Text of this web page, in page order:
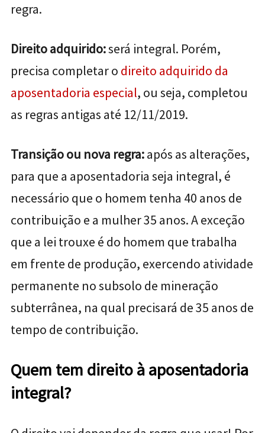
regra.
Direito adquirido:será integral. Porém,
precisa completar o direito adquirido da
aposentadoria especial, ou seja, completou
as regras antigas até 12/11/2019.
Transição ou nova regra:após as alterações,
para que a aposentadoria seja integral, é
necessário que o homem tenha 40 anos de
contribuição e a mulher 35 anos. A exceção
que a lei trouxe é do homem que trabalha
em frente de produção, exercendo atividade
permanente no subsolo de mineração
subterrânea, na qual precisará de 35 anos de
tempo de contribuição.
Quem tem direito à aposentadoria
integral?